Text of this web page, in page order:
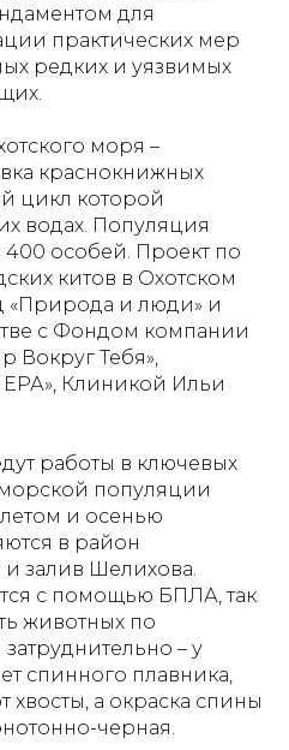
для
практических мер
редких и уязвимых
моря –
краснокнижных
цикл которой
водах. Популяция
400 особей. Проект по
китов в Охотском
«Природа и люди» и
с Фондом компании
Вокруг Тебя»,
Клиникой Ильи
работы в ключевых
популяции
летом и осенью
в район
залив Шелихова.
с помощью БПЛА, так
животных по
– у
спинного плавника,
хвосты, а окраска спины
черная.